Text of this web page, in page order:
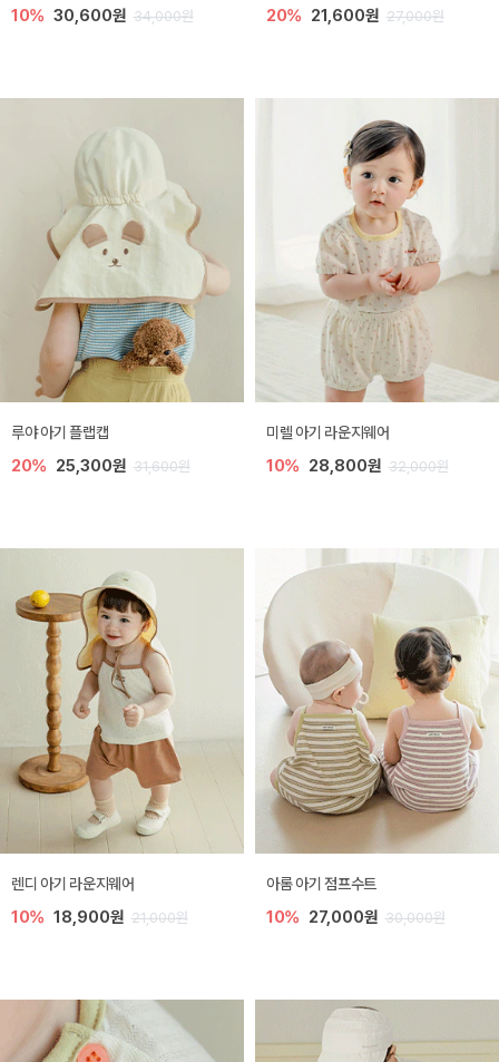
10% 30,600원 34,000원 20% 21,600원 27,000원
루야 아기 플랩캡
20% 25,300원 31,600원
미렐 아기 라운지웨어
10% 28,800원 32,000원
렌디 아기 라운지웨어
10% 18,900원 21,000원
아롬 아기 점프수트
10% 27,000원 30,000원